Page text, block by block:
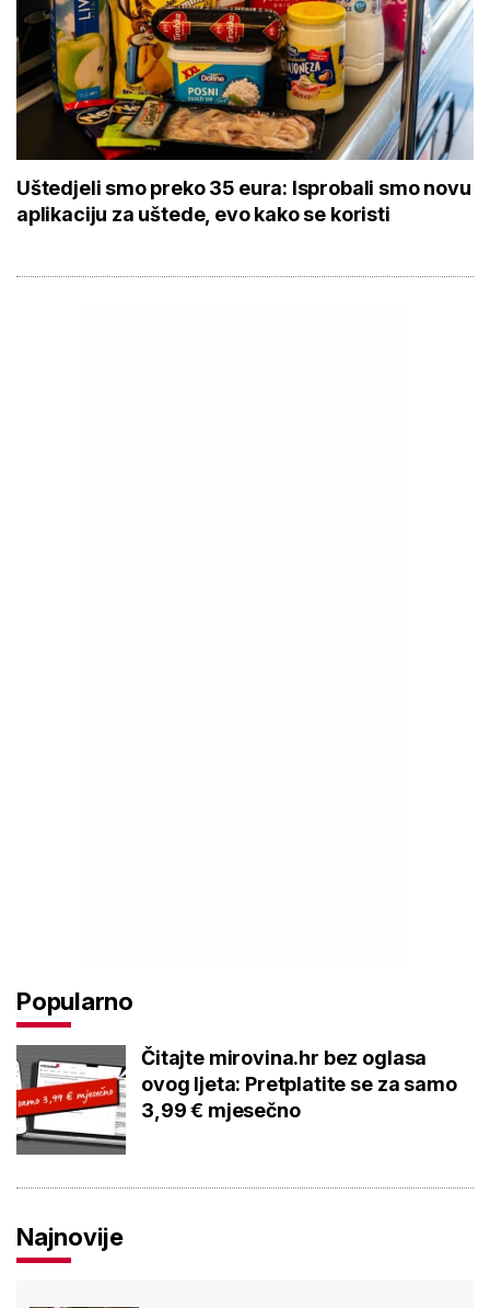
Uštedjeli smo preko 35 eura: Isprobali smo novu
aplikaciju za uštede, evo kako se koristi
Popularno
Čitajte mirovina.hr bez oglasa
ovog ljeta: Pretplatite se za samo
3,99 € mjesečno
Najnovije